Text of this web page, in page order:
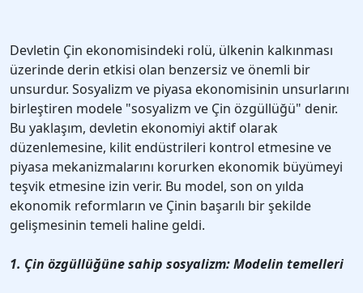
Devletin Çin ekonomisindeki rolü, ülkenin kalkınması
üzerinde derin etkisi olan benzersiz ve önemli bir
unsurdur. Sosyalizm ve piyasa ekonomisinin unsurlarını
birleştiren modele "sosyalizm ve Çin özgüllüğü" denir.
Bu yaklaşım, devletin ekonomiyi aktif olarak
düzenlemesine, kilit endüstrileri kontrol etmesine ve
piyasa mekanizmalarını korurken ekonomik büyümeyi
teşvik etmesine izin verir. Bu model, son on yılda
ekonomik reformların ve Çinin başarılı bir şekilde
gelişmesinin temeli haline geldi.
1. Çin özgüllüğüne sahip sosyalizm: Modelin temelleri